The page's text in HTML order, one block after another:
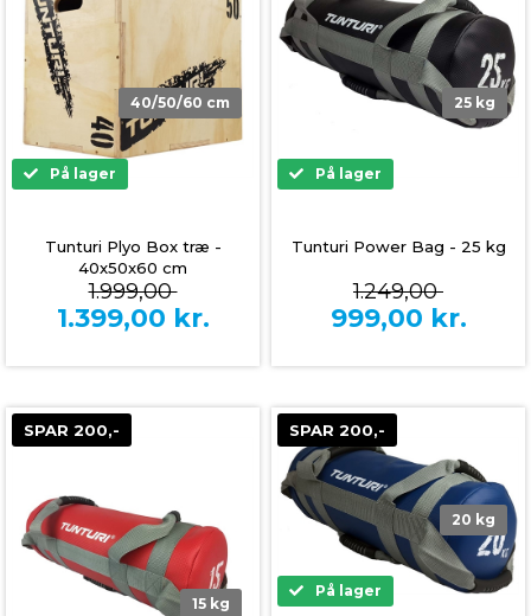
40/50/60 cm
På lager
Tunturi Plyo Box træ -
40x50x60 cm
1.999,00
1.399,00 kr.
25 kg
På lager
Tunturi Power Bag - 25 kg
1.249,00
999,00 kr.
SPAR 200,-
15 kg
SPAR 200,-
20 kg
På lager